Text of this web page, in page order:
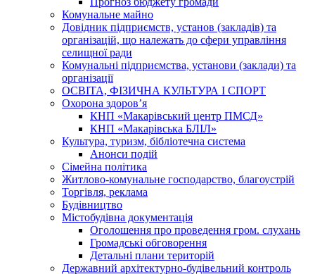
Комунальне майно
Довідник підприємств, установ (закладів) та
організацій, що належать до сфери управління
селищної ради
Комунальні підприємства, установи (заклади) та
організації
ОСВІТА, ФІЗИЧНА КУЛЬТУРА І СПОРТ
Охорона здоров’я
КНП «Макарівський центр ПМСД»
КНП «Макарівська БЛІЛ»
Культура, туризм, бібліотечна система
Анонси подій
Сімейна політика
Житлово-комунальне господарство, благоустрій
Торгівля, реклама
Будівництво
Містобудівна документація
Оголошення про проведення гром. слухань
Громадські обговорення
Детальні плани територій
Державний архітектурно-будівельний контроль